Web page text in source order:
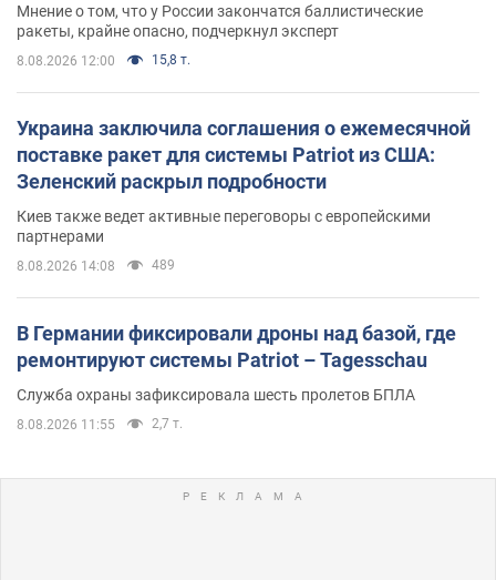
Мнение о том, что у России закончатся баллистические
ракеты, крайне опасно, подчеркнул эксперт
8.08.2026 12:00 15,8 т.
Украина заключила соглашения о ежемесячной
поставке ракет для системы Patriot из США:
Зеленский раскрыл подробности
Киев также ведет активные переговоры с европейскими
партнерами
8.08.2026 14:08 489
В Германии фиксировали дроны над базой, где
ремонтируют системы Patriot – Tagesschau
Служба охраны зафиксировала шесть пролетов БПЛА
8.08.2026 11:55 2,7 т.